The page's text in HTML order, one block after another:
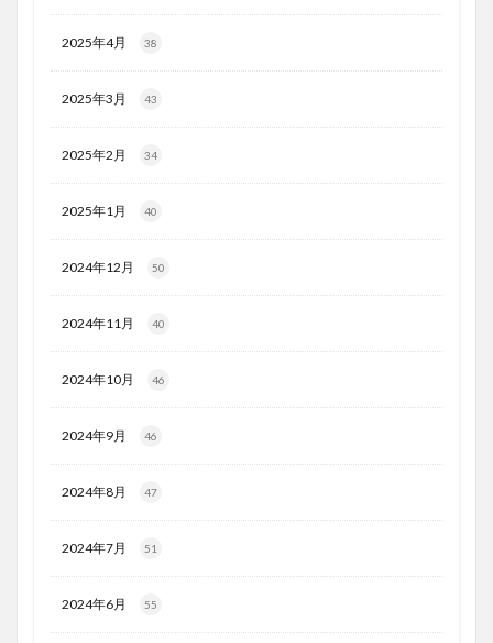
2025年4月 38
2025年3月 43
2025年2月 34
2025年1月 40
2024年12月 50
2024年11月 40
2024年10月 46
2024年9月 46
2024年8月 47
2024年7月 51
2024年6月 55